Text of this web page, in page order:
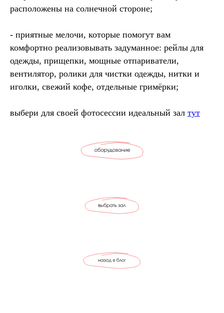
расположены на солнечной стороне;
- приятные мелочи, которые помогут вам
комфортно реализовывать задуманное: рейлы для
одежды, прищепки, мощные отпариватели,
вентилятор, ролики для чистки одежды, нитки и
иголки, свежий кофе, отдельные гримёрки;
выбери для своей фотосессии идеальный зал тут